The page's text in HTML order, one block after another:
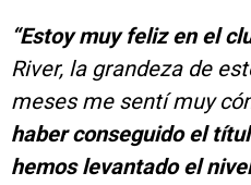
“Estoy muy feliz en el
River, la grandeza de
meses me sentí muy
haber conseguido el
hemos levantado el